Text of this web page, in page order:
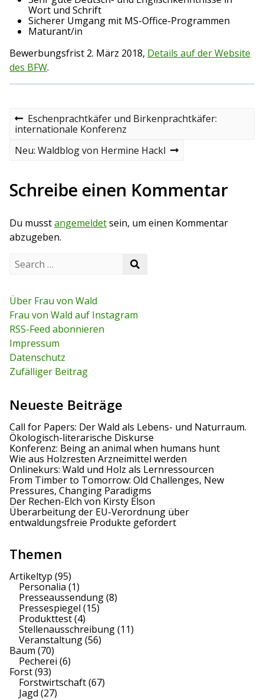
Wort und Schrift
Sicherer Umgang mit MS-Office-Programmen
Maturant/in
Bewerbungsfrist 2. März 2018, Details auf der Website
des BFW.
B
e
t
r
a
g
s
a
v
i
g
t
i
o
n
P
r
v
u
s
s
t
Eschenprachtkäfer und Birkenprachtkäfer:
internationale Konferenz
N
t
p
t
Neu: Waldblog von Hermine Hackl
Schreibe einen Kommentar
Du musstangemeldetsein, um einen Kommentar
abzugeben.
c
h
f
o
r
:
Über Frau von Wald
Frau von Wald auf Instagram
RSS-Feed abonnieren
Impressum
Datenschutz
Zufälliger Beitrag
Neueste Beiträge
Call for Papers: Der Wald als Lebens- und Naturraum.
Ökologisch-literarische Diskurse
Konferenz: Being an animal when humans hunt
Wie aus Holzresten Arzneimittel werden
Onlinekurs: Wald und Holz als Lernressourcen
From Timber to Tomorrow: Old Challenges, New
Pressures, Changing Paradigms
Der Rechen-Elch von Kirsty Elson
Überarbeitung der EU-Verordnung über
entwaldungsfreie Produkte gefordert
Themen
Artikeltyp (95)
Personalia (1)
Presseaussendung(8)
Pressespiegel (15)
Produkttest(4)
Stellenausschreibung(11)
Veranstaltung(56)
Baum (70)
Pecherei (6)
Forst(93)
Forstwirtschaft(67)
Jagd (27)